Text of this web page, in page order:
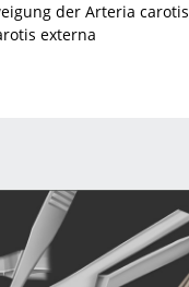
der Arteria carotis
externa